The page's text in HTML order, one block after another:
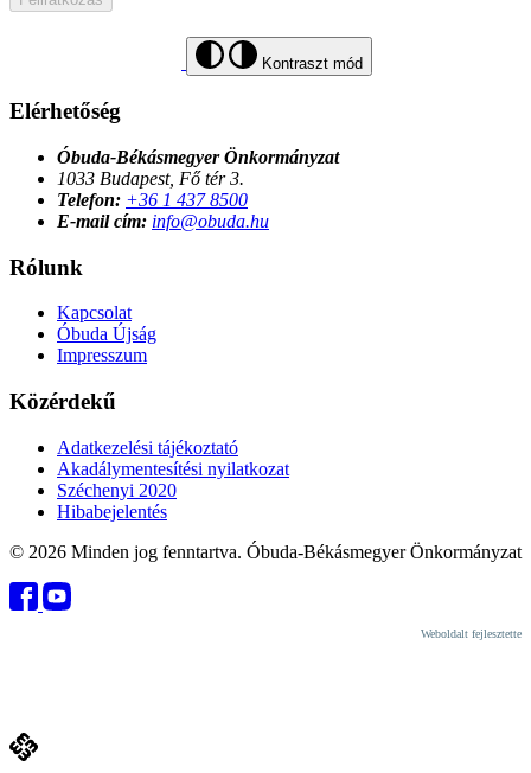
Kontraszt mód
Elérhetőség
Óbuda-Békásmegyer Önkormányzat
1033 Budapest, Fő tér 3.
Telefon: +36 1 437 8500
E-mail cím: info@obuda.hu
Rólunk
Kapcsolat
Óbuda Újság
Impresszum
Közérdekű
Adatkezelési tájékoztató
Akadálymentesítési nyilatkozat
Széchenyi 2020
Hibabejelentés
© 2026 Minden jog fenntartva. Óbuda-Békásmegyer Önkormányzat
Weboldalt fejlesztette